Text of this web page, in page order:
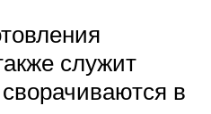
служит
в